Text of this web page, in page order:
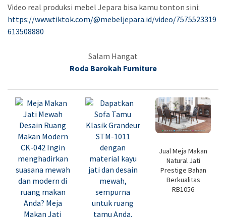
Video real produksi mebel Jepara bisa kamu tonton sini:
https://www.tiktok.com/@mebeljepara.id/video/7575523319
613508880
Salam Hangat
Roda Barokah Furniture
Jual Meja Makan
Natural Jati
Prestige Bahan
Berkualitas
RB1056